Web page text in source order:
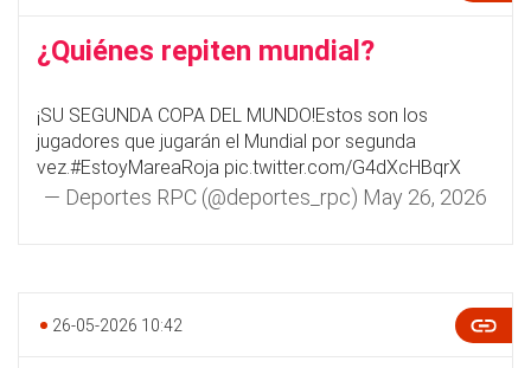
¿Quiénes repiten mundial?
¡SU SEGUNDA COPA DEL MUNDO!Estos son los
jugadores que jugarán el Mundial por segunda
vez.#EstoyMareaRoja pic.twitter.com/G4dXcHBqrX
— Deportes RPC (@deportes_rpc) May 26, 2026
26-05-2026 10:42